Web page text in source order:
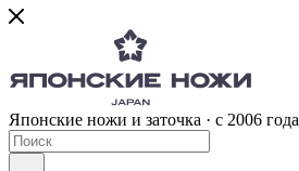
Японские ножи и заточка · с 2006 года